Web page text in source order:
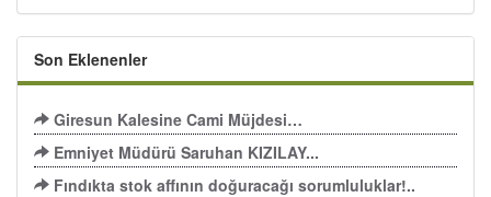
Son Eklenenler
Giresun Kalesine Cami Müjdesi…
Emniyet Müdürü Saruhan KIZILAY...
Fındıkta stok affının doğuracağı sorumluluklar!..